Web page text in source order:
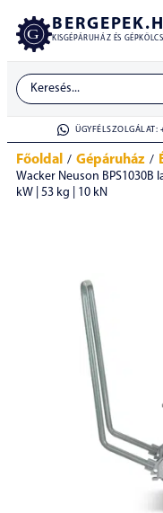
KISGÉPÁRUHÁZ ÉS
ÜGYFÉLSZOLGÁLAT:
Főoldal / Gépáruház /
Wacker Neuson BPS1030B
kW | 53 kg | 10 kN